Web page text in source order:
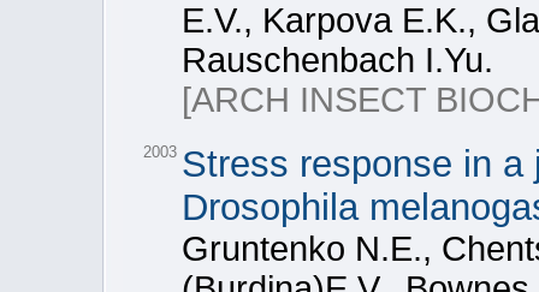
E.V., Karpova E.K.,
Rauschenbach I.Yu.
[ARCH INSECT
2003 Stress response in a
Drosophila
Gruntenko N.Е.,